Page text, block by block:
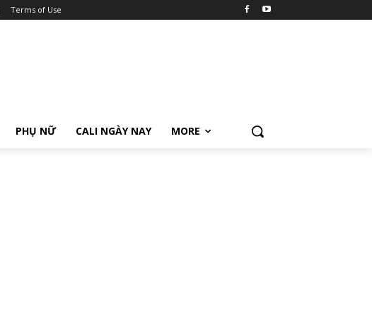
Terms of Use
PHỤ NỮ CALI NGÀY NAY MORE